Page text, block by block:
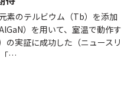
素のテルビウム（Tb）を添加
）を用いて、室温で動作す
の実証に成功した（ニュースリ
「…